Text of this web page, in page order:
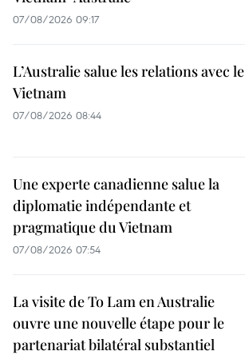
07/08/2026 09:17
L’Australie salue les relations avec le
Vietnam
07/08/2026 08:44
Une experte canadienne salue la
diplomatie indépendante et
pragmatique du Vietnam
07/08/2026 07:54
La visite de To Lam en Australie
ouvre une nouvelle étape pour le
partenariat bilatéral substantiel